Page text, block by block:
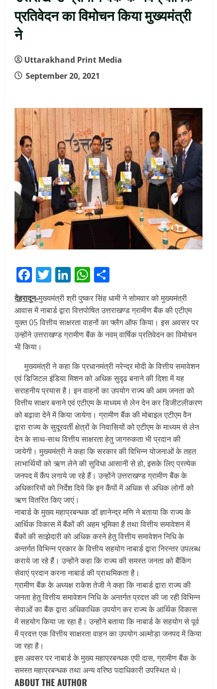
प्रतिवेदन का विमोचन किया मुख्यमंत्री
ने
Uttarakhand Print Media
September 20, 2021
Facebook
Twitter
LinkedIn
WhatsApp
देहरादून-मुख्यमंत्री श्री पुष्कर सिंह धामी ने सोमवार को मुख्यमंत्री
आवास में नाबार्ड द्वारा वित्तपोषित उत्तराखण्ड ग्रामीण बैंक की एटीएम
युक्त 05 वित्तीय साक्षरता वाहनों का फ्लैग ऑफ किया। इस अवसर पर
उन्होंने उत्तराखण्ड ग्रामीण बैंक के नवम् वार्षिक प्रतिवेदन का विमोचन
भी किया।
मुख्यमंत्री ने कहा कि प्रधानमंत्री नरेन्द्र मोदी के वित्तीय समावेशन
एवं डिजिटल इंडिया मिशन को अधिक सुदृढ बनाने की दिशा में यह
सराहनीय प्रयास है। इन वाहनों का उपयोग राज्य की आम जनता को
वित्तीय साक्षर बनाने एवं एटीएम के माध्यम से लेन देन कर डिजीटलीकरण
को बढ़ावा देने में किया जायेगा। ग्रामीण बैंक की मोबाइल एटीएम वैन
द्वारा राज्य के सुदूरवर्ती क्षेत्रों के निवासियों को एटीएम के माध्यम से लेन
देन के साथ-साथ वित्तीय साक्षरता हेतु जागरुकता भी प्रदान की
जायेगी। मुख्यमंत्री ने कहा कि सरकार की विभिन्न योजनाओं के तहत
लाभार्थियों को ऋण लेने की सुविधा आसानी से हो, इसके लिए प्रत्येक
जनपद में कैंप लगाये जा रहे हैं। उन्होंने उत्तराखण्ड ग्रामीण बैंक के
अधिकारियों को निर्देश दिये कि इन कैंपों में अधिक से अधिक लोगों को
ऋण वितरित किए जाएं।
नाबार्ड के मुख्य महाप्रबन्धक डॉ ज्ञानेन्द्र मणि ने बताया कि राज्य के
आर्थिक विकास में बैंकों की अहम भूमिका है तथा वित्तीय समावेशन में
बैंकों की साझेदारी को अधिक करने हेतु वित्तीय समावेशन निधि के
अन्तर्गत विभिन्न प्रकार के वित्तीय सहयोग नाबार्ड द्वारा निरन्तर उपलब्ध
कराये जा रहे हैं। उन्होंने कहा कि राज्य की समस्त जनता को बैंकिंग
सेवाएं प्रदान करना नाबार्ड की प्राथमिकता है।
ग्रामीण बैंक के अध्यक्ष राकेश तेजी ने कहा कि नाबार्ड द्वारा राज्य की
जनता हेतु वित्तीय समावेशन निधि के अन्तर्गत प्रदत्त की जा रही विभिन्न
सेवाओं का बैंक द्वारा अधिकाधिक उपयोग कर राज्य के आर्थिक विकास
में सहयोग किया जा रहा है। उन्होंने बताया कि नाबार्ड के सहयोग से पूर्व
में प्रदत्त एक वित्तीय साक्षरता वाहन का उपयोग अल्मोड़ा जनपद में किया
जा रहा है।
इस अवसर पर नाबार्ड के मुख्य महाप्रबन्धक एपी दास, ग्रामीण बैंक के
समस्त महाप्रबन्धक तथा अन्य वरिष्ठ पदाधिकारी उपस्थित थे।
ABOUT THE AUTHOR